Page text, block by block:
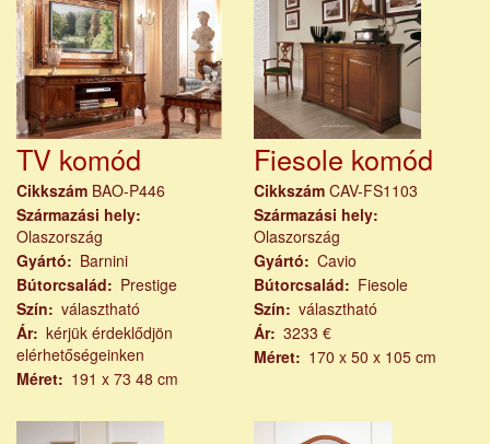
TV komód
Cikkszám BAO-P446
Származási hely
Olaszország
Gyártó
Barnini
Bútorcsalád
Prestige
Szín
választható
Ár kérjük érdeklődjön
elérhetőségeinken
Méret
191 x 73 48 cm
Fiesole komód
Cikkszám CAV-FS1103
Származási hely
Olaszország
Gyártó
Cavio
Bútorcsalád
Fiesole
Szín
választható
Ár
3233 €
Méret
170 x 50 x 105 cm